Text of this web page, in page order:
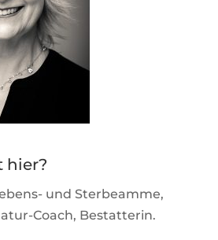
hier?
und Sterbeamme,
Coach, Bestatterin.